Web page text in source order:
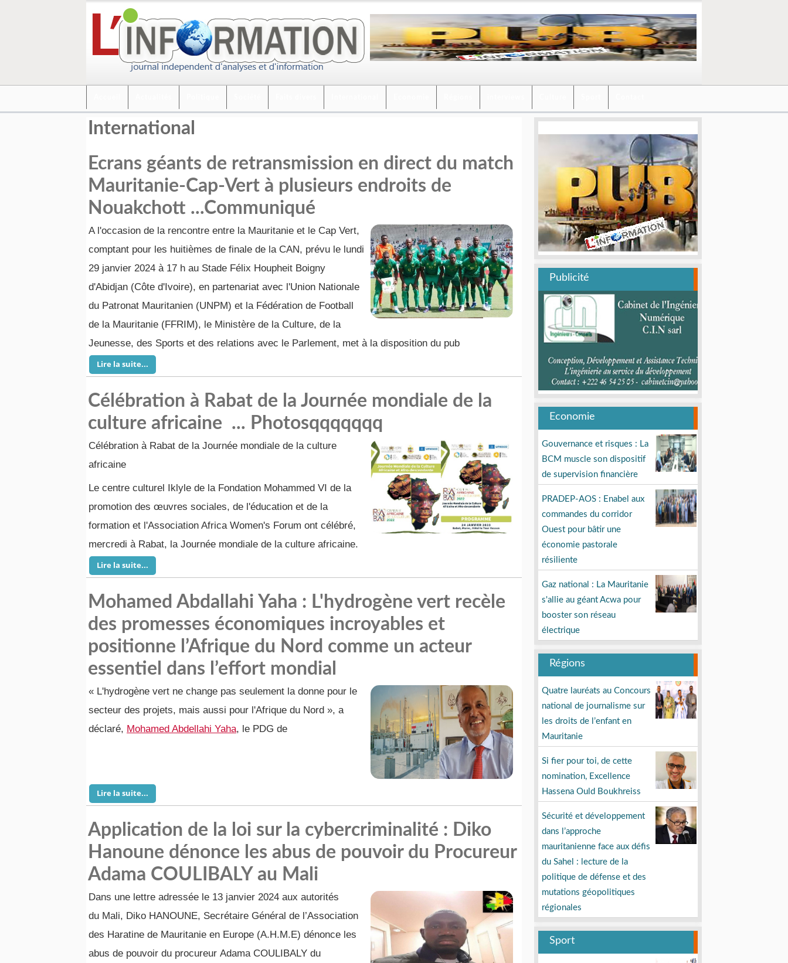
Publicité
Economie
Gouvernance et risques : La
BCM muscle son dispositif
de supervision financière
PRADEP-AOS : Enabel aux
commandes du corridor
Ouest pour bâtir une
économie pastorale
résiliente
Gaz national : La Mauritanie
s'allie au géant Acwa pour
booster son réseau
électrique
Régions
Quatre lauréats au Concours
national de journalisme sur
les droits de l’enfant en
Mauritanie
Si fier pour toi, de cette
nomination, Excellence
Hassena Ould Boukhreiss
Sécurité et développement
dans l’approche
mauritanienne face aux défis
du Sahel : lecture de la
politique de défense et des
mutations géopolitiques
régionales
Sport
International
Ecrans géants de retransmission en direct du match
Mauritanie-Cap-Vert à plusieurs endroits de
Nouakchott ...Communiqué
A l'occasion de la rencontre entre la Mauritanie et le Cap Vert,
comptant pour les huitièmes de finale de la CAN, prévu le lundi
29 janvier 2024 à 17 h au Stade Félix Houpheit Boigny
d'Abidjan (Côte d'Ivoire), en partenariat avec l'Union Nationale
du Patronat Mauritanien (UNPM) et la Fédération de Football
de la Mauritanie (FFRIM), le Ministère de la Culture, de la
Jeunesse, des Sports et des relations avec le Parlement, met à la disposition du pub
Lire la suite...
Célébration à Rabat de la Journée mondiale de la
culture africaine ... Photosqqqqqqq
Célébration à Rabat de la Journée mondiale de la culture
africaine
Le centre culturel Iklyle de la Fondation Mohammed VI de la
promotion des œuvres sociales, de l'éducation et de la
formation et l'Association Africa Women's Forum ont célébré,
mercredi à Rabat, la Journée mondiale de la culture africaine.
Lire la suite...
Mohamed Abdallahi Yaha : L'hydrogène vert recèle
des promesses économiques incroyables et
positionne l’Afrique du Nord comme un acteur
essentiel dans l’effort mondial
« L'hydrogène vert ne change pas seulement la donne pour le
secteur des projets, mais aussi pour l'Afrique du Nord », a
déclaré, Mohamed Abdellahi Yaha, le PDG de
Lire la suite...
Application de la loi sur la cybercriminalité : Diko
Hanoune dénonce les abus de pouvoir du Procureur
Adama COULIBALY au Mali
Dans une lettre adressée le 13 janvier 2024 aux autorités
du Mali, Diko HANOUNE, Secrétaire Général de l’Association
des Haratine de Mauritanie en Europe (A.H.M.E) dénonce les
abus de pouvoir du procureur Adama COULIBALY du